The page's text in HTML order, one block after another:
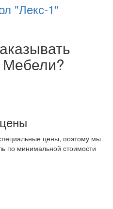
"Лекс-1"
цены, поэтому мы
по минимальной стоимости